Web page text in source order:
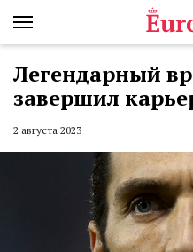
Легендарный
завершил
2 августа 2023